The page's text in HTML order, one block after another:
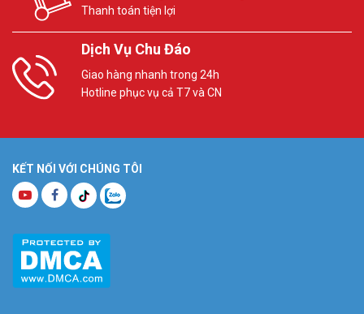
Thanh toán tiện lợi
Dịch Vụ Chu Đáo
Giao hàng nhanh trong 24h
Hotline phục vụ cả T7 và CN
KẾT NỐI VỚI CHÚNG TÔI